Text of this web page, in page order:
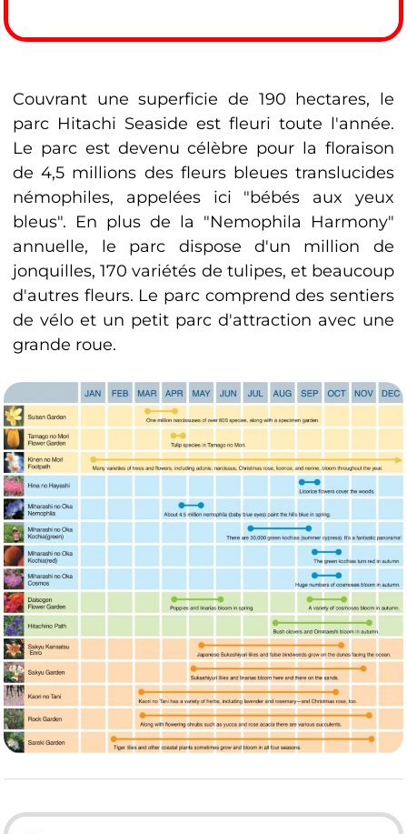
Couvrant une superficie de 190 hectares, le
parc Hitachi Seaside est fleuri toute l'année.
Le parc est devenu célèbre pour la floraison
de 4,5 millions des fleurs bleues translucides
némophiles, appelées ici "bébés aux yeux
bleus". En plus de la "Nemophila Harmony"
annuelle, le parc dispose d'un million de
jonquilles, 170 variétés de tulipes, et beaucoup
d'autres fleurs. Le parc comprend des sentiers
de vélo et un petit parc d'attraction avec une
grande roue.